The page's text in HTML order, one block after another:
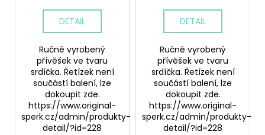
DETAIL
Ručně vyrobený
přívěšek ve tvaru
srdíčka. Řetízek není
součástí balení, lze
dokoupit zde.
https://www.original-
sperk.cz/admin/produkty-
detail/?id=228
DETAIL
Ručně vyrobený
přívěšek ve tvaru
srdíčka. Řetízek není
součástí balení, lze
dokoupit zde.
https://www.original-
sperk.cz/admin/produkty-
detail/?id=228